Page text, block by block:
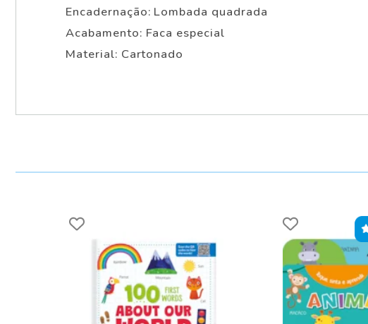
Encadernação: Lombada quadrada
Acabamento: Faca especial
Material: Cartonado